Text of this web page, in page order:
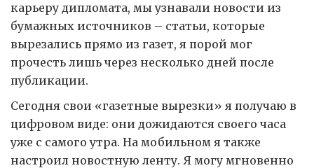
карьеру дипломата, мы узнавали новости из
бумажных источников – статьи, которые
вырезались прямо из газет, я порой мог
прочесть лишь через несколько дней после
публикации.
Сегодня свои «газетные вырезки» я получаю в
цифровом виде: они дожидаются своего часа
уже с самого утра. На мобильном я также
настроил новостную ленту. Я могу мгновенно